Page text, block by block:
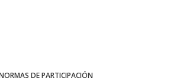
DE PARTICIPACIÓN